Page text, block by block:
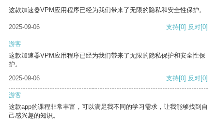
这款加速器VPM应用程序已经为我们带来了无限的隐私和安全性保护。
2025-09-06 支持[0] 反对[0]
游客
这款加速器VPM应用程序已经为我们带来了无限的隐私保护和安全性保
护。
2025-09-06
支持[0] 反对[0]
游客
这款app的课程非常丰富，可以满足我不同的学习需求，让我能够找到自
己感兴趣的知识。